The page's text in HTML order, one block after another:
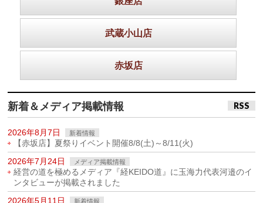
武蔵小山店
赤坂店
新着＆メディア掲載情報 RSS
2026年8月7日 新着情報
【赤坂店】夏祭りイベント開催8/8(土)～8/11(火)
2026年7月24日
メディア掲載情報
経営の道を極めるメディア『経KEIDO道』に玉海力代表河邉のイ
ンタビューが掲載されました
2026年5月11日
新着情報